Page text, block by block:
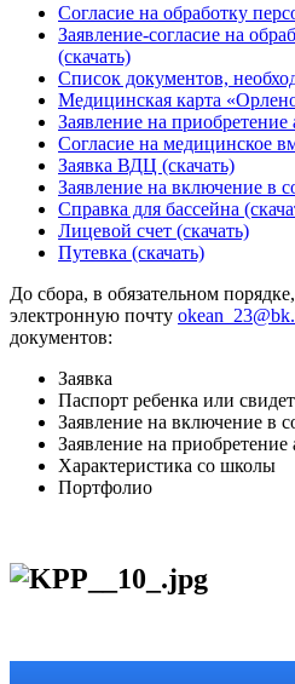
Согласие на обработку
Заявление-согласие на
(скачать)
Список документов,
Медицинская карта
Заявление на приобретение
Согласие на медицинское
Заявка ВДЦ (скачать)
Заявление на включение в
Справка для бассейна
Лицевой счет (скачать)
Путевка (скачать)
До сбора, в обязательном
электронную почту
документов:
Заявка
Паспорт ребенка или
Заявление на включение в
Заявление на приобретение
Характеристика со школы
Портфолио